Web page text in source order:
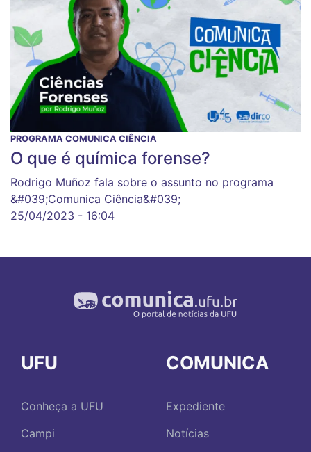
PROGRAMA COMUNICA CIÊNCIA
O que é química forense?
Rodrigo Muñoz fala sobre o assunto no programa
&#039;Comunica Ciência&#039;
25/04/2023 - 16:04
UFU
Conheça a UFU
Campi
COMUNICA
Expediente
Notícias